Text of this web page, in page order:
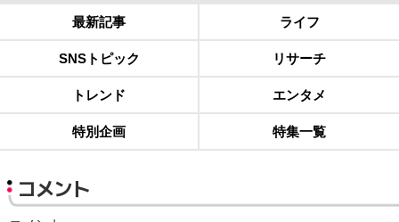
最新記事 ライフ
SNSトピック リサーチ
トレンド エンタメ
特別企画 特集一覧
コメント